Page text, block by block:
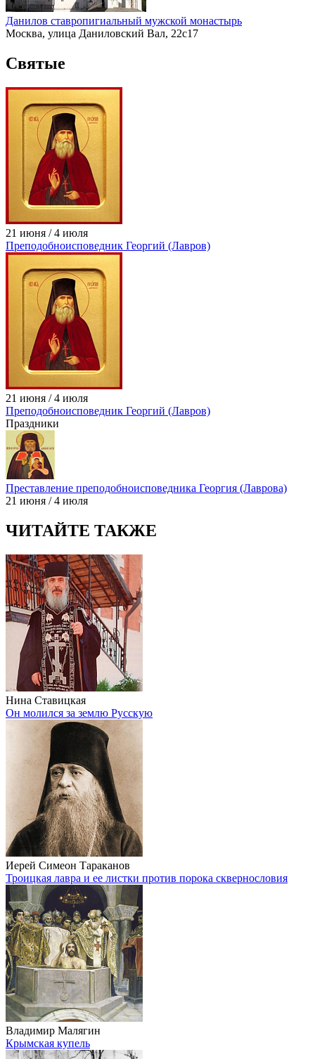
Данилов ставропигиальный мужской монастырь
Москва, улица Даниловский Вал, 22с17
Святые
21 июня / 4 июля
Преподобноисповедник Георгий (Лавров)
21 июня / 4 июля
Преподобноисповедник Георгий (Лавров)
Праздники
Преставление преподобноисповедника Георгия (Лаврова)
21 июня / 4 июля
ЧИТАЙТЕ ТАКЖЕ
Нина Ставицкая
Он молился за землю Русскую
Иерей Симеон Тараканов
Троицкая лавра и ее листки против порока сквернословия
Владимир Малягин
Крымская купель